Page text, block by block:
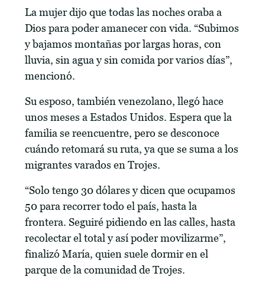
La mujer dijo que todas las noches oraba a
Dios para poder amanecer con vida. “Subimos
y bajamos montañas por largas horas, con
lluvia, sin agua y sin comida por varios días”,
mencionó.
Su esposo, también venezolano, llegó hace
unos meses a Estados Unidos. Espera que la
familia se reencuentre, pero se desconoce
cuándo retomará su ruta, ya que se suma a los
migrantes varados en Trojes.
“Solo tengo 30 dólares y dicen que ocupamos
50 para recorrer todo el país, hasta la
frontera. Seguiré pidiendo en las calles, hasta
recolectar el total y así poder movilizarme”,
finalizó María, quien suele dormir en el
parque de la comunidad de Trojes.